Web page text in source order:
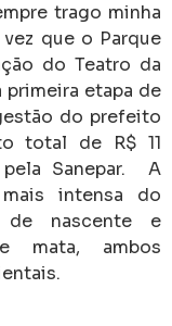
trago minha
que o Parque
do Teatro da
etapa de
do prefeito
total de R$ 11
Sanepar. A
intensa do
de nascente e
mata, ambos